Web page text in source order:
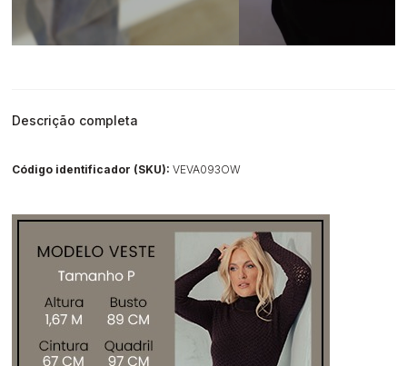
Descrição completa
Código identificador (SKU): VEVA093OW